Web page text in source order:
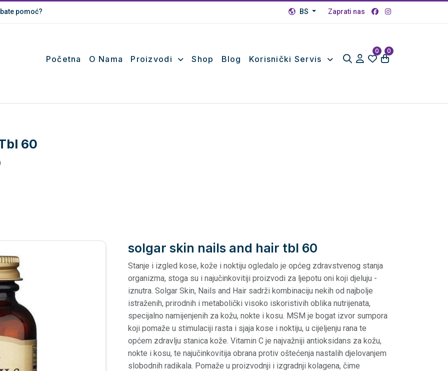
pomoć? BS Zaprati nas
Početna O Nama Proizvodi Shop Blog Korisnički Servis
0 0
60
solgar skin nails and hair tbl 60
Stanje i izgled kose, kože i noktiju ogledalo je općeg zdravstvenog stanja
organizma, stoga su i najučinkovitiji proizvodi za ljepotu oni koji djeluju -
iznutra. Solgar Skin, Nails and Hair sadrži kombinaciju nekih od najbolje
istraženih, prirodnih i metabolički visoko iskoristivih oblika nutrijenata,
specijalno namijenjenih za kožu, nokte i kosu. MSM je bogat izvor sumpora
koji pomaže u stimulaciji rasta i sjaja kose i noktiju, u cijeljenju rana te
općem zdravlju stanica kože. Vitamin C je najvažniji antioksidans za kožu,
nokte i kosu, te najučinkovitija obrana protiv oštećenja nastalih djelovanjem
slobodnih radikala. Pomaže u proizvodnji i izgradnji kolagena, čime